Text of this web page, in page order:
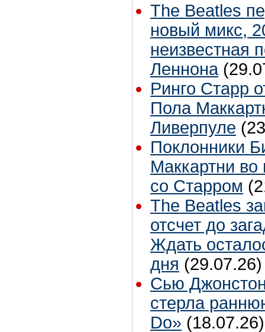
The Beatles
новый микс,
неизвестная
Леннона
Ринго Старр
Пола
Ливерпуле
Поклонники
Маккартни во
со Старром
The Beatles
отсчет до
Ждать
дня (29.07.26)
Сью
стерла
Do» (18.07.26)